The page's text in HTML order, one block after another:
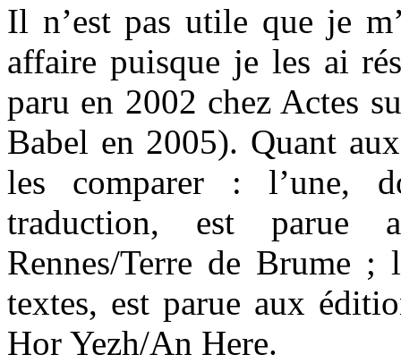
Il n’est pas utile que je
affaire puisque je les ai
paru en 2002 chez Actes
Babel en 2005). Quant
les comparer : l’une,
traduction, est parue
Rennes/Terre de Brume ;
textes, est parue aux
Hor Yezh/An Here.